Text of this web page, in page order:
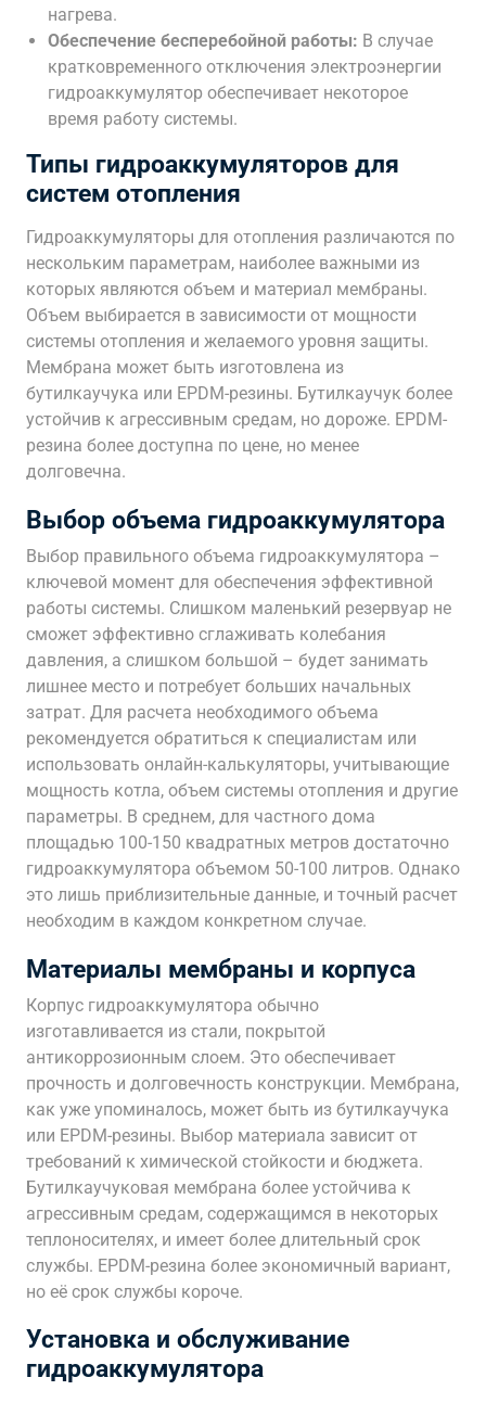
нагрева.
Обеспечение бесперебойной работы: В случае
кратковременного отключения электроэнергии
гидроаккумулятор обеспечивает некоторое
время работу системы.
Типы гидроаккумуляторов для
систем отопления
Гидроаккумуляторы для отопления различаются по
нескольким параметрам, наиболее важными из
которых являются объем и материал мембраны.
Объем выбирается в зависимости от мощности
системы отопления и желаемого уровня защиты.
Мембрана может быть изготовлена из
бутилкаучука или EPDM-резины. Бутилкаучук более
устойчив к агрессивным средам, но дороже. EPDM-
резина более доступна по цене, но менее
долговечна.
Выбор объема гидроаккумулятора
Выбор правильного объема гидроаккумулятора –
ключевой момент для обеспечения эффективной
работы системы. Слишком маленький резервуар не
сможет эффективно сглаживать колебания
давления, а слишком большой – будет занимать
лишнее место и потребует больших начальных
затрат. Для расчета необходимого объема
рекомендуется обратиться к специалистам или
использовать онлайн-калькуляторы, учитывающие
мощность котла, объем системы отопления и другие
параметры. В среднем, для частного дома
площадью 100-150 квадратных метров достаточно
гидроаккумулятора объемом 50-100 литров. Однако
это лишь приблизительные данные, и точный расчет
необходим в каждом конкретном случае.
Материалы мембраны и корпуса
Корпус гидроаккумулятора обычно
изготавливается из стали, покрытой
антикоррозионным слоем. Это обеспечивает
прочность и долговечность конструкции. Мембрана,
как уже упоминалось, может быть из бутилкаучука
или EPDM-резины. Выбор материала зависит от
требований к химической стойкости и бюджета.
Бутилкаучуковая мембрана более устойчива к
агрессивным средам, содержащимся в некоторых
теплоносителях, и имеет более длительный срок
службы. EPDM-резина более экономичный вариант,
но её срок службы короче.
Установка и обслуживание
гидроаккумулятора